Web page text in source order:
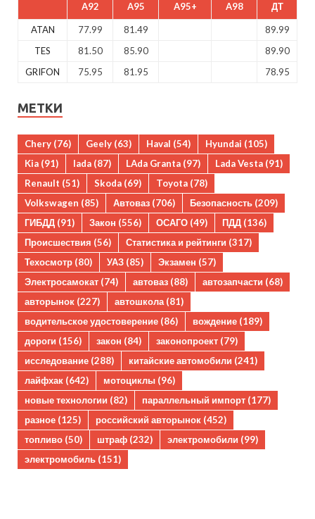
A92 A95 A95+ A98 ДТ
ATAN 77.99 81.49
89.99
TES
81.50 85.90
89.90
GRIFON
75.95 81.95 78.95
МЕТКИ
Chery (76) Geely (63) Haval (54) Hyundai (105)
Kia (91) lada (87) LAda Granta (97) Lada Vesta (91)
Renault (51) Skoda (69) Toyota (78)
Volkswagen (85) Автоваз (706) Безопасность (209)
ГИБДД (91) Закон (556) ОСАГО (49) ПДД (136)
Происшествия (56) Статистика и рейтинги (317)
Техосмотр (80) УАЗ (85) Экзамен (57)
Электросамокат (74) автоваз (88) автозапчасти (68)
авторынок (227) автошкола(81)
водительское удостоверение (86) вождение (189)
дороги (156) закон (84) законопроект (79)
исследование (288) китайские автомобили (241)
лайфхак (642) мотоциклы (96)
новые технологии (82) параллельный импорт (177)
разное (125) российский авторынок (452)
топливо (50) штраф (232) электромобили (99)
электромобиль (151)